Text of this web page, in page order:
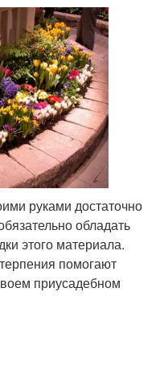
руками достаточно
обладать
этого материала.
помогают
приусадебном